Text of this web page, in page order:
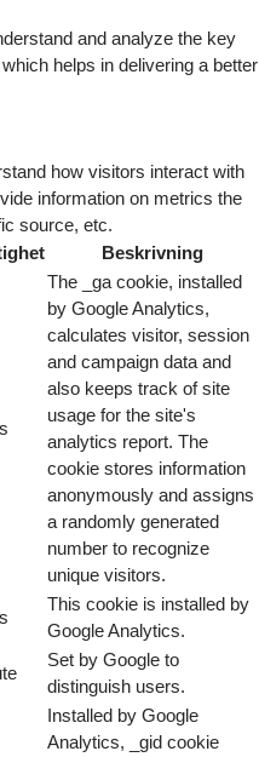
and analyze the key
helps in delivering a better
how visitors interact with
information on metrics the
source, etc.
Beskrivning
The _ga cookie, installed
by Google Analytics,
calculates visitor, session
and campaign data and
also keeps track of site
usage for the site's
analytics report. The
cookie stores information
anonymously and assigns
a randomly generated
number to recognize
unique visitors.
This cookie is installed by
Google Analytics.
Set by Google to
distinguish users.
Installed by Google
Analytics, _gid cookie